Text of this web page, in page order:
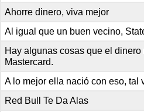
Ahorre dinero, viva mejor
Al igual que un buen vecino,
Hay algunas cosas que el
Mastercard.
A lo mejor ella nació con eso, tal
Red Bull Te Da Alas